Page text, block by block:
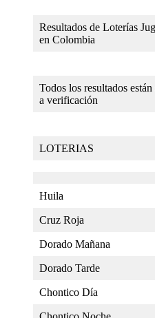
Resultados de Loterías
en Colombia
Todos los resultados están
a verificación
LOTERIAS
Huila
Cruz Roja
Dorado Mañana
Dorado Tarde
Chontico Día